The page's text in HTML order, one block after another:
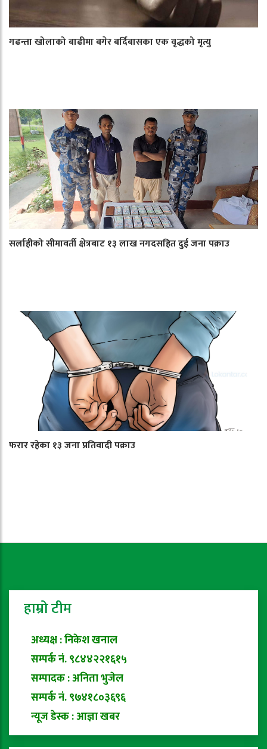
गढन्ता खोलाको बाढीमा बगेर बर्दिबासका एक वृद्धको मृत्यु
सर्लाहीको सीमावर्ती क्षेत्रबाट १३ लाख नगदसहित दुई जना पक्राउ
फरार रहेका १३ जना प्रतिवादी पक्राउ
हाम्रो टीम
अध्यक्ष : निकेश खनाल
सम्पर्क नं. ९८४४२२१६१५
सम्पादक : अनिता भुजेल
सम्पर्क नं. ९७४१८०३६९६
न्यूज डेस्क : आज्ञा खबर